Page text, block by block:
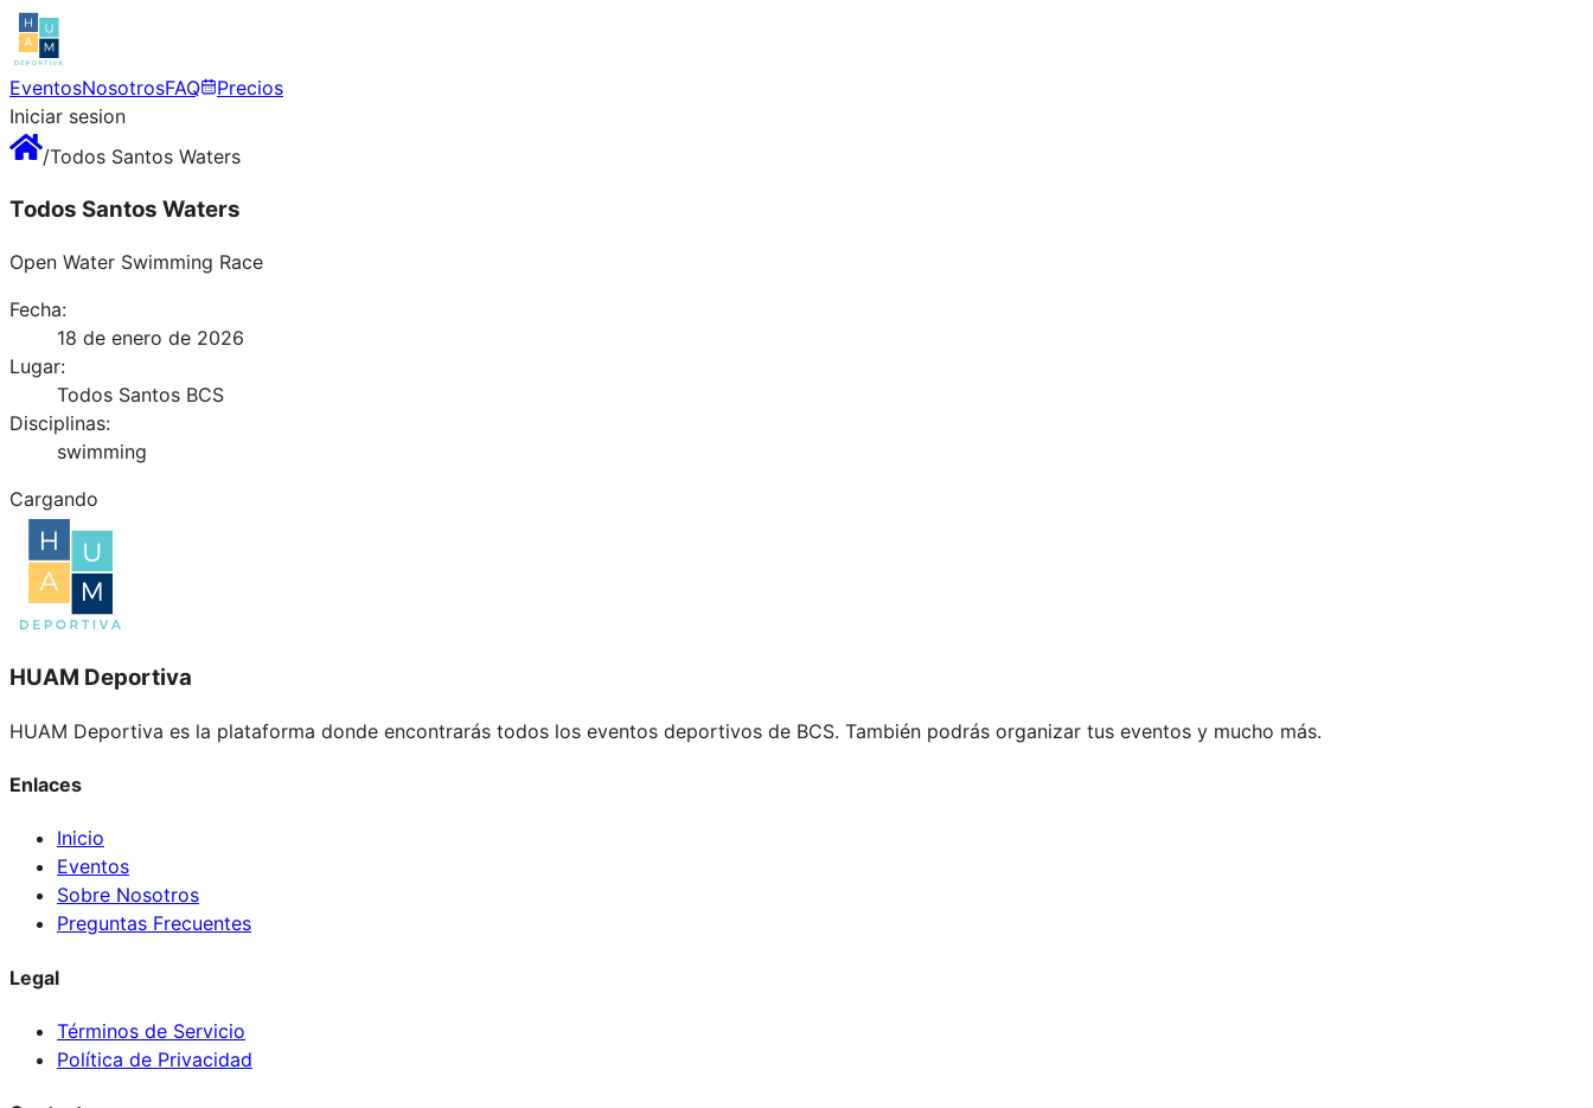
EventosNosotrosFAQ
Precios
Iniciar sesion
/Todos Santos Waters
Todos Santos Waters
Open Water Swimming Race
Fecha:
18 de enero de 2026
Lugar:
Todos Santos BCS
Disciplinas:
swimming
Cargando
HUAM Deportiva
HUAM Deportiva es la plataforma donde encontrarás todos los eventos deportivos de BCS. También podrás organizar tus eventos y mucho más.
Enlaces
Inicio
Eventos
Sobre Nosotros
Preguntas Frecuentes
Legal
Términos de Servicio
Política de Privacidad